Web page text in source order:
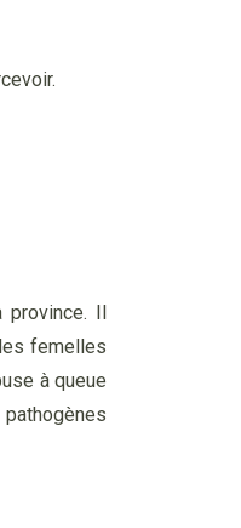
province. Il
femelles
à queue